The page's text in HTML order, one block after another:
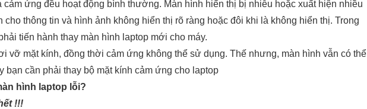
cảm ứng đều hoạt động bình thường. Màn hình hiển thị bị nhiễu hoặc xuất hiện nhiều
cho thông tin và hình ảnh không hiển thị rõ ràng hoặc đôi khi là không hiển thị. Trong
tiến hành thay màn hình laptop mới cho máy.
vỡ mặt kính, đồng thời cảm ứng không thể sử dụng. Thế nhưng, màn hình vẫn có thể
bạn cần phải thay bộ mặt kính cảm ứng cho laptop
hình laptop lỗi?
!!!